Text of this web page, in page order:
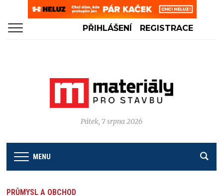
PŘIHLÁŠENÍ REGISTRACE
Pátek, 7 srpna 2026
MENU
PRŮMYSL A OBCHOD